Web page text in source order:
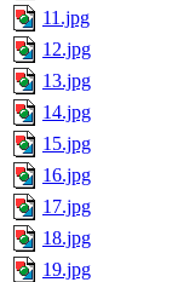
11.jpg
12.jpg
13.jpg
14.jpg
15.jpg
16.jpg
17.jpg
18.jpg
19.jpg